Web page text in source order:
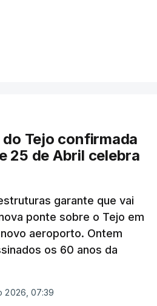
Tejo confirmada
25 de Abril celebra
garante que vai
ponte sobre o Tejo em
aeroporto. Ontem
os 60 anos da
2026, 07:39